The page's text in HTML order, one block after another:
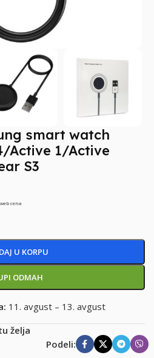
smart watch
Active 1/Active
S3
cena
U KORPU
ODMAH
11. avgust – 13. avgust
želja
Podeli: